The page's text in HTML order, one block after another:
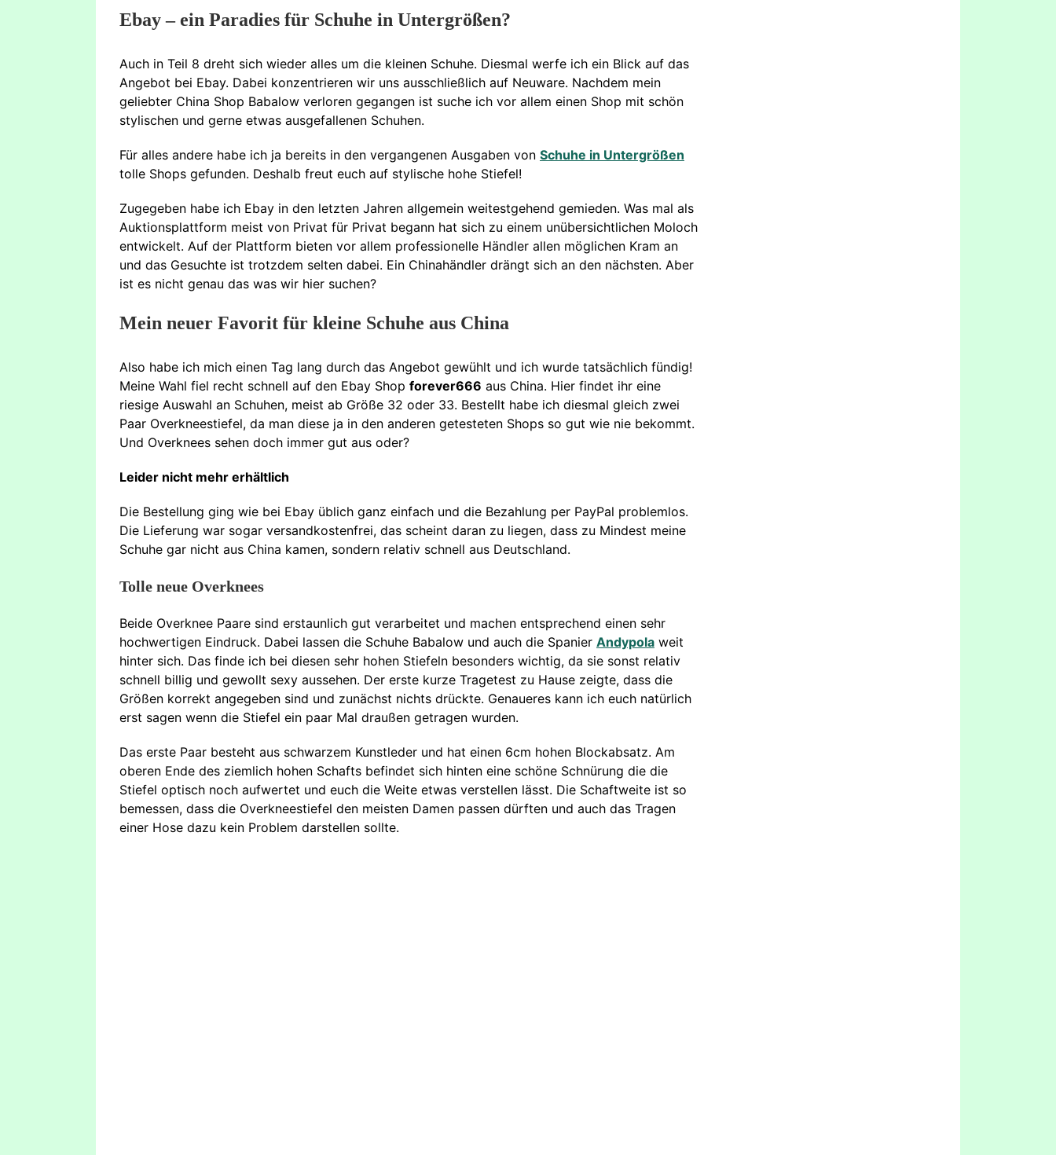
Ebay – ein Paradies für Schuhe in Untergrößen?
Auch in Teil 8 dreht sich wieder alles um die kleinen Schuhe. Diesmal werfe ich ein Blick auf das
Angebot bei Ebay. Dabei konzentrieren wir uns ausschließlich auf Neuware. Nachdem mein
geliebter China Shop Babalow verloren gegangen ist suche ich vor allem einen Shop mit schön
stylischen und gerne etwas ausgefallenen Schuhen.
Für alles andere habe ich ja bereits in den vergangenen Ausgaben von Schuhe in Untergrößen
tolle Shops gefunden. Deshalb freut euch auf stylische hohe Stiefel!
Zugegeben habe ich Ebay in den letzten Jahren allgemein weitestgehend gemieden. Was mal als
Auktionsplattform meist von Privat für Privat begann hat sich zu einem unübersichtlichen Moloch
entwickelt. Auf der Plattform bieten vor allem professionelle Händler allen möglichen Kram an
und das Gesuchte ist trotzdem selten dabei. Ein Chinahändler drängt sich an den nächsten. Aber
ist es nicht genau das was wir hier suchen?
Mein neuer Favorit für kleine Schuhe aus China
Also habe ich mich einen Tag lang durch das Angebot gewühlt und ich wurde tatsächlich fündig!
Meine Wahl fiel recht schnell auf den Ebay Shop forever666 aus China. Hier findet ihr eine
riesige Auswahl an Schuhen, meist ab Größe 32 oder 33. Bestellt habe ich diesmal gleich zwei
Paar Overkneestiefel, da man diese ja in den anderen getesteten Shops so gut wie nie bekommt.
Und Overknees sehen doch immer gut aus oder?
Leider nicht mehr erhältlich
Die Bestellung ging wie bei Ebay üblich ganz einfach und die Bezahlung per PayPal problemlos.
Die Lieferung war sogar versandkostenfrei, das scheint daran zu liegen, dass zu Mindest meine
Schuhe gar nicht aus China kamen, sondern relativ schnell aus Deutschland.
Tolle neue Overknees
Beide Overknee Paare sind erstaunlich gut verarbeitet und machen entsprechend einen sehr
hochwertigen Eindruck. Dabei lassen die Schuhe Babalow und auch die Spanier Andypolaweit
hinter sich. Das finde ich bei diesen sehr hohen Stiefeln besonders wichtig, da sie sonst relativ
schnell billig und gewollt sexy aussehen. Der erste kurze Tragetest zu Hause zeigte, dass die
Größen korrekt angegeben sind und zunächst nichts drückte. Genaueres kann ich euch natürlich
erst sagen wenn die Stiefel ein paar Mal draußen getragen wurden.
Das erste Paar besteht aus schwarzem Kunstleder und hat einen 6cm hohen Blockabsatz. Am
oberen Ende des ziemlich hohen Schafts befindet sich hinten eine schöne Schnürung die die
Stiefel optisch noch aufwertet und euch die Weite etwas verstellen lässt. Die Schaftweite ist so
bemessen, dass die Overkneestiefel den meisten Damen passen dürften und auch das Tragen
einer Hose dazu kein Problem darstellen sollte.